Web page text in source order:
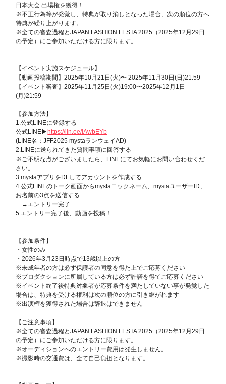
日本大会 出場権を獲得！
※不正行為等が発覚し、特典が取り消しとなった場合、次の順位の方へ
特典が繰り上がります。
※全ての審査過程とJAPAN FASHION FESTA 2025（2025年12月29日
の予定）にご参加いただける方に限ります。
【イベント実施スケジュール】
【動画投稿期間】2025年10月21日(火)〜 2025年11月30日(日)21:59
【イベント審査】2025年11月25日(火)19:00〜2025年12月1日
(月)21:59
【参加方法】
1.公式LINEに登録する
公式LINE▶ https://lin.ee/iAwbEYb
(LINE名：JFF2025 mystaランウェイAD)
2.LINEに送られてきた質問事項に回答する
※ご不明な点がございましたら、LINEにてお気軽にお問い合わせくだ
さい。
3.mystaアプリをDLしてアカウントを作成する
4.公式LINEのトーク画面からmystaニックネーム、mystaユーザーID、
お名前の3点を送信する
→エントリー完了
5.エントリー完了後、動画を投稿！
【参加条件】
・女性のみ
・2026年3月23日時点で13歳以上の方
※未成年者の方は必ず保護者の同意を得た上でご応募ください
※プロダクションに所属している方は必ず許諾を得てご応募ください
※イベント終了後特典対象者が応募条件を満たしていない事が発覚した
場合は、特典を受ける権利は次の順位の方に引き継がれます
※出演権を獲得された場合は辞退はできません
【ご注意事項】
※全ての審査過程とJAPAN FASHION FESTA 2025（2025年12月29日
の予定）にご参加いただける方に限ります。
※オーディションへのエントリー費用は発生しません。
※撮影時の交通費は、全て自己負担となります。